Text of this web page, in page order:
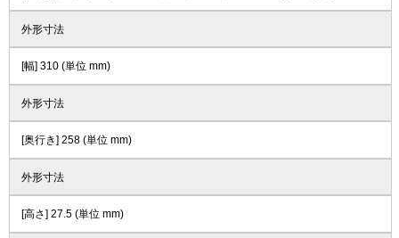
外形寸法
[幅] 310 (単位 mm)
外形寸法
[奥行き] 258 (単位 mm)
外形寸法
[高さ] 27.5 (単位 mm)